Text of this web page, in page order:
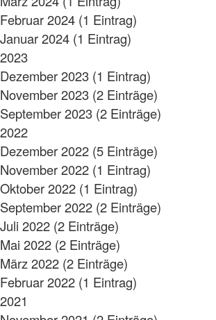
Februar 2024 (1 Eintrag)
Januar 2024 (1 Eintrag)
2023
Dezember 2023 (1 Eintrag)
November 2023 (2 Einträge)
September 2023 (2 Einträge)
2022
Dezember 2022 (5 Einträge)
November 2022 (1 Eintrag)
Oktober 2022 (1 Eintrag)
September 2022 (2 Einträge)
Juli 2022 (2 Einträge)
Mai 2022 (2 Einträge)
März 2022 (2 Einträge)
Februar 2022 (1 Eintrag)
2021